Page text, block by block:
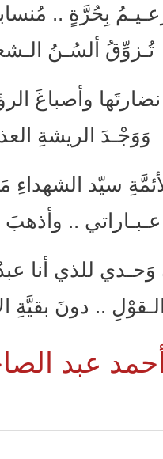
بِحُرَّةٍ ..
تُـزوِّقُ ألسُـنُ
وأصباغَ
وَوَجْـدَ الريشةِ
سيّد
عـبـاراتي .. وأذهبَ
وَحـدي للذي أنا
الـقوْلِ .. دونَ بقيَّةِ
أحمد عبد